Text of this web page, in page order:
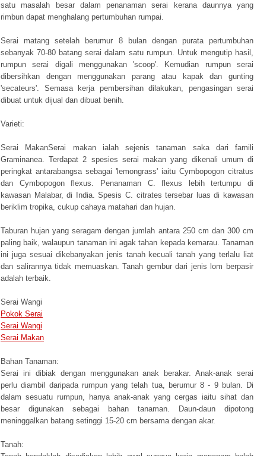
satu masalah besar dalam penanaman serai kerana daunnya yang
rimbun dapat menghalang pertumbuhan rumpai.
Serai matang setelah berumur 8 bulan dengan purata pertumbuhan
sebanyak 70-80 batang serai dalam satu rumpun. Untuk mengutip hasil,
rumpun serai digali menggunakan 'scoop'. Kemudian rumpun serai
dibersihkan dengan menggunakan parang atau kapak dan gunting
'secateurs'. Semasa kerja pembersihan dilakukan, pengasingan serai
dibuat untuk dijual dan dibuat benih.
Varieti:
Serai MakanSerai makan ialah sejenis tanaman saka dari famili
Graminanea. Terdapat 2 spesies serai makan yang dikenali umum di
peringkat antarabangsa sebagai 'lemongrass' iaitu Cymbopogon citratus
dan Cymbopogon flexus. Penanaman C. flexus lebih tertumpu di
kawasan Malabar, di India. Spesis C. citrates tersebar luas di kawasan
beriklim tropika, cukup cahaya matahari dan hujan.
Taburan hujan yang seragam dengan jumlah antara 250 cm dan 300 cm
paling baik, walaupun tanaman ini agak tahan kepada kemarau. Tanaman
ini juga sesuai dikebanyakan jenis tanah kecuali tanah yang terlalu liat
dan salirannya tidak memuaskan. Tanah gembur dari jenis lom berpasir
adalah terbaik.
Serai Wangi
Pokok Serai
Serai Wangi
Serai Makan
Bahan Tanaman:
Serai ini dibiak dengan menggunakan anak berakar. Anak-anak serai
perlu diambil daripada rumpun yang telah tua, berumur 8 - 9 bulan. Di
dalam sesuatu rumpun, hanya anak-anak yang cergas iaitu sihat dan
besar digunakan sebagai bahan tanaman. Daun-daun dipotong
meninggalkan batang setinggi 15-20 cm bersama dengan akar.
Tanah: